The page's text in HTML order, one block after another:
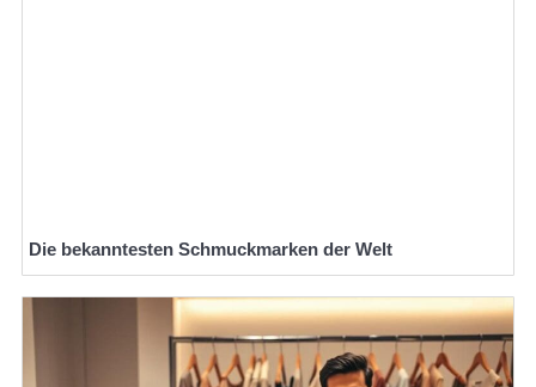
Die bekanntesten Schmuckmarken der Welt